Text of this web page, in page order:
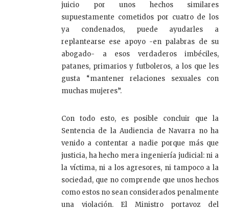
juicio por unos hechos similares
supuestamente cometidos por cuatro de los
ya condenados, puede ayudarles a
replantearse ese apoyo -en palabras de su
abogado- a esos verdaderos imbéciles,
patanes, primarios y futboleros, a los que les
gusta “mantener relaciones sexuales con
muchas mujeres”.
Con todo esto, es posible concluir que la
Sentencia de la Audiencia de Navarra no ha
venido a contentar a nadie porque más que
justicia, ha hecho mera ingeniería judicial: ni a
la víctima, ni a los agresores, ni tampoco a la
sociedad, que no comprende que unos hechos
como estos no sean considerados penalmente
una violación. El Ministro portavoz del